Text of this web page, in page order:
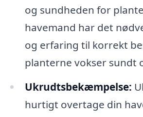
og sundheden for
havemand har det
og erfaring til korrekt
planterne vokser sundt
Ukrudtsbekæmpelse:
hurtigt overtage din